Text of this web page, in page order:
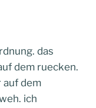
das
dem ruecken.
auf dem
ich